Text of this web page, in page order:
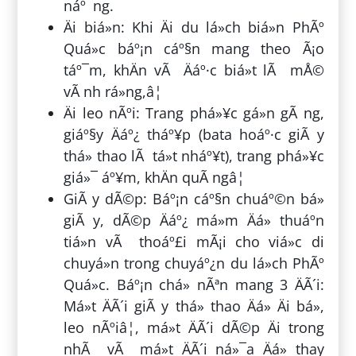
náº¯ng.
Äi biá»n: Khi Äi du lá»ch biá»n PhÃº
Quá»c báº¡n cáº§n mang theo Ã¡o
táº¯m, khÄn vÃ Äáº·c biá»t lÃ mÅ©
vÃ nh rá»ng,â¦
Äi leo nÃºi: Trang phá»¥c gá»n gÃ ng,
giáº§y Äáº¿ tháº¥p (bata hoáº·c giÃ y
thá» thao lÃ tá»t nháº¥t), trang phá»¥c
giá»¯ áº¥m, khÄn quÃ ngâ¦
GiÃ y dÃ©p: Báº¡n cáº§n chuáº©n bá»
giÃ y, dÃ©p Äáº¿ má»m Äá» thuáº­n
tiá»n vÃ thoáº£i mÃ¡i cho viá»c di
chuyá»n trong chuyáº¿n du lá»ch PhÃº
Quá»c. Báº¡n chá» nÃªn mang 3 ÄÃ´i:
Má»t ÄÃ´i giÃ y thá» thao Äá» Äi bá»,
leo nÃºiâ¦, má»t ÄÃ´i dÃ©p Äi trong
nhÃ vÃ má»t ÄÃ´i ná»¯a Äá» thay